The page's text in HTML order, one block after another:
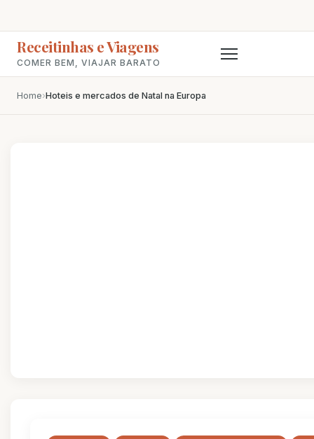
Receitinhas e Viagens
COMER BEM, VIAJAR BARATO
Home›Hoteis e mercados de Natal na Europa